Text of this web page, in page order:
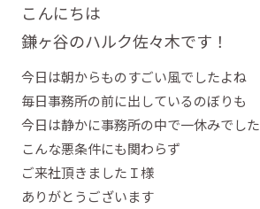
こんにちは
鎌ヶ谷のハルク佐々木です！
今日は朝からものすごい風でしたよね
毎日事務所の前に出しているのぼりも
今日は静かに事務所の中で一休みでした
こんな悪条件にも関わらず
ご来社頂きましたＩ様
ありがとうございます